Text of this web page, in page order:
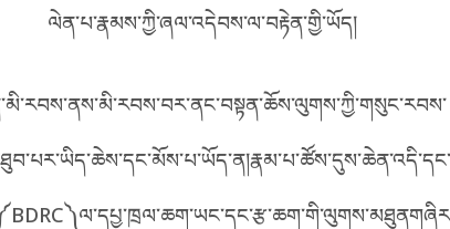
English
ភាសាខ្មែរ
ལེན་པ་རྣམས་ཀྱི་ཞལ་འདེབས་ལ་བརྟེན་གྱི་ཡོད།
metadata ཕབ་ལེན། འདིའི་ཡོང་ཁུངས།